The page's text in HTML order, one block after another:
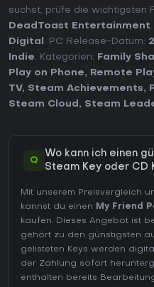
suchst, prüfe die wichtigsten
DeadToast Entertainment
Digital . PC Release-Datum:
Indie. Kategorien: Family
Play on Phone, Remote
TV, Steam Achievements,
Steam Cloud , Steam
Q
Wo kann ich einen
Steam Key oder CD
Mit unserem Preisvergleich
kannst du einen
My Friend
kaufen. Dieses Angebot ist
gehört zu den günstigsten
gelisteten Keys werden
der Zahlung sofort
enthalten bereits